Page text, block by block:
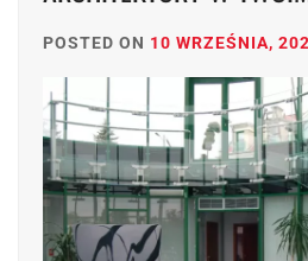
POSTED ON 10 WRZEŚNIA,